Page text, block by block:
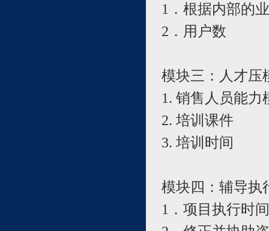
1．根据内部的
2．用户数
模块三：人才压
1. 销售人员能力
2. 培训课件
3. 培训时间
模块四：辅导执
1．项目执行时间